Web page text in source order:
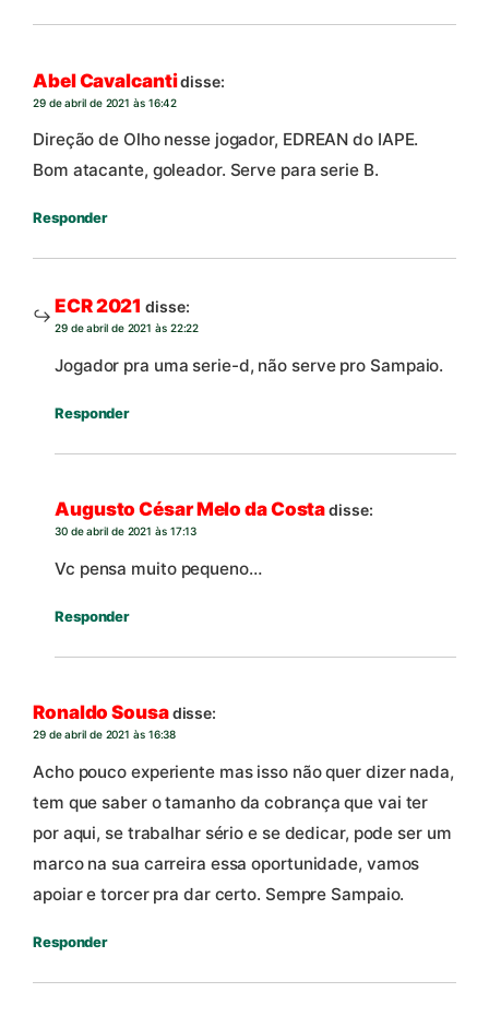
Abel Cavalcantidisse:
29 de abril de 2021 às 16:42
Direção de Olho nesse jogador, EDREAN do IAPE.
Bom atacante, goleador. Serve para serie B.
Responder
ECR 2021 disse:
29 de abril de 2021 às 22:22
Jogador pra uma serie-d, não serve pro Sampaio.
Responder
Augusto César Melo da Costadisse:
30 de abril de 2021 às 17:13
Vc pensa muito pequeno…
Responder
Ronaldo Sousadisse:
29 de abril de 2021 às 16:38
Acho pouco experiente mas isso não quer dizer nada,
tem que saber o tamanho da cobrança que vai ter
por aqui, se trabalhar sério e se dedicar, pode ser um
marco na sua carreira essa oportunidade, vamos
apoiar e torcer pra dar certo. Sempre Sampaio.
Responder